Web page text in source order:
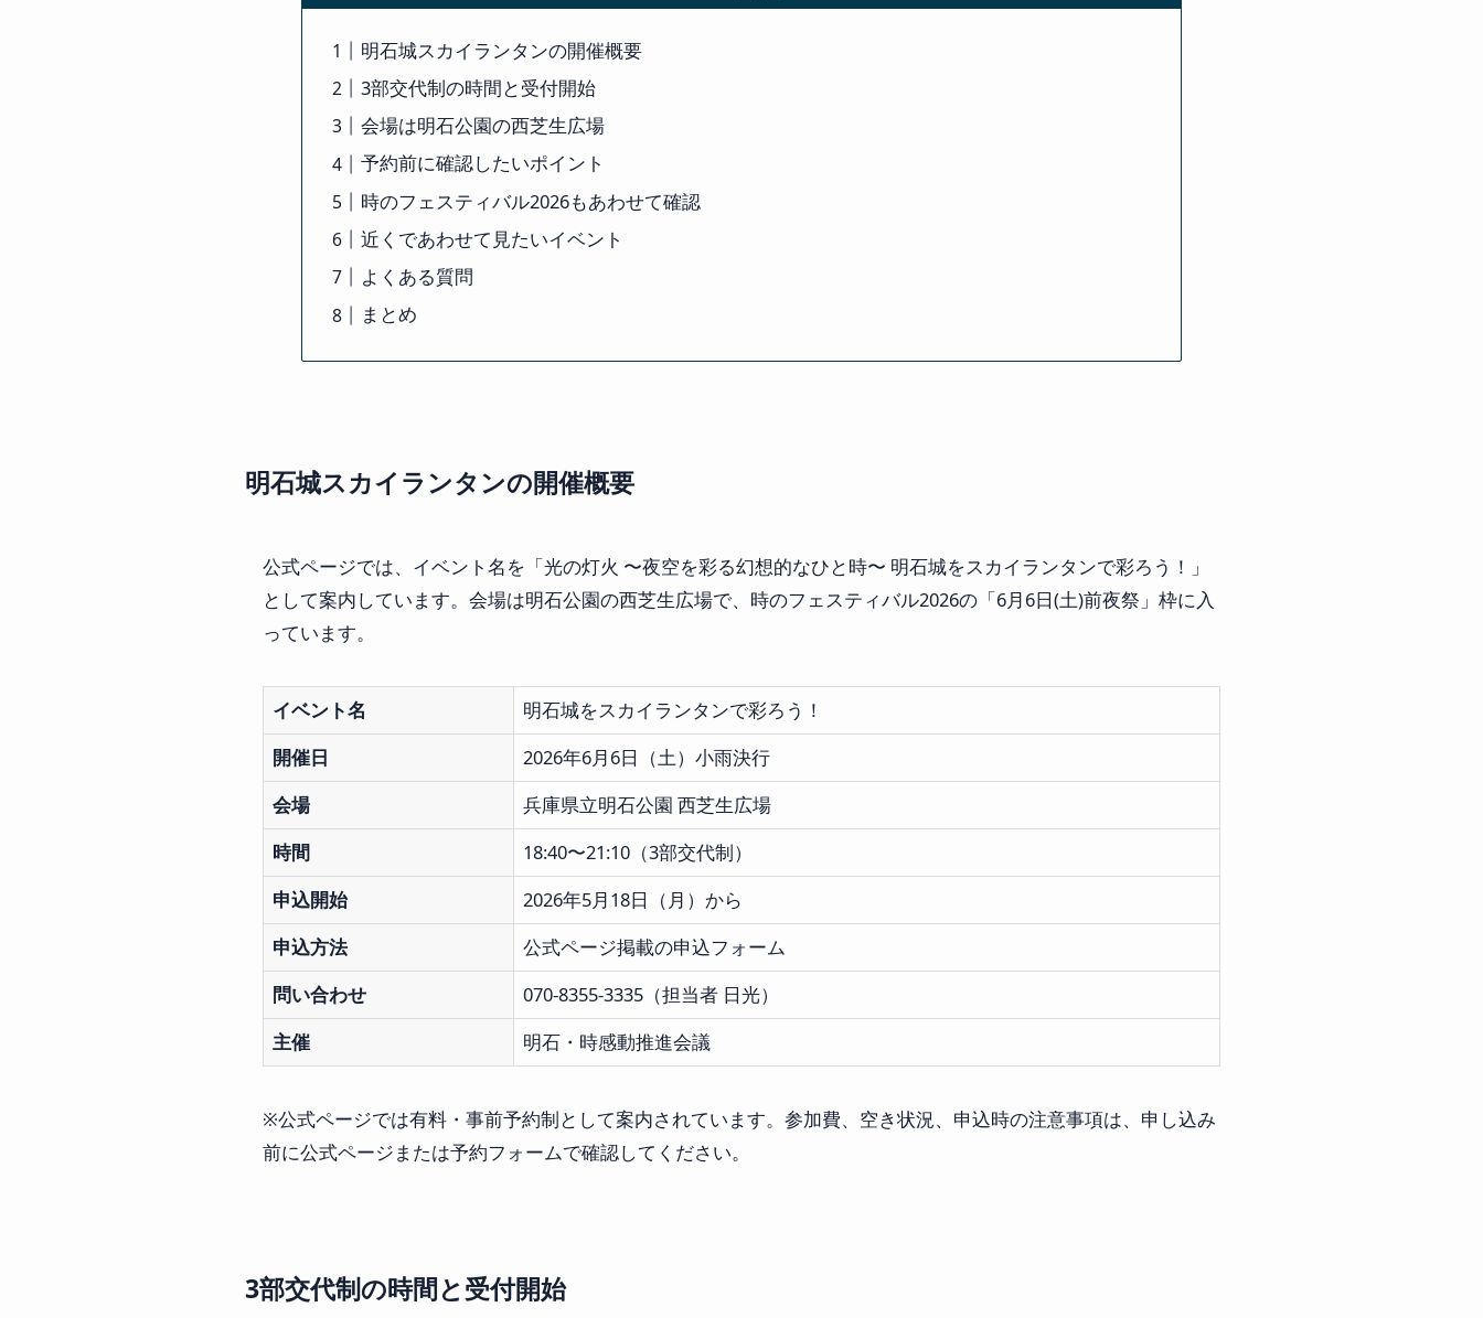
明石城スカイランタンの開催概要
3部交代制の時間と受付開始
会場は明石公園の西芝生広場
予約前に確認したいポイント
時のフェスティバル2026もあわせて確認
近くであわせて見たいイベント
よくある質問
まとめ
明石城スカイランタンの開催概要
公式ページでは、イベント名を「光の灯火 〜夜空を彩る幻想的なひと時〜 明石城をスカイランタンで彩ろう！」
として案内しています。会場は明石公園の西芝生広場で、時のフェスティバル2026の「6月6日(土)前夜祭」枠に入
っています。
イベント名
明石城をスカイランタンで彩ろう！
開催日
2026年6月6日（土）小雨決行
会場
兵庫県立明石公園 西芝生広場
時間
18:40〜21:10（3部交代制）
申込開始
2026年5月18日（月）から
申込方法
公式ページ掲載の申込フォーム
問い合わせ
070-8355-3335（担当者 日光）
主催
明石・時感動推進会議
※公式ページでは有料・事前予約制として案内されています。参加費、空き状況、申込時の注意事項は、申し込み
前に公式ページまたは予約フォームで確認してください。
3部交代制の時間と受付開始